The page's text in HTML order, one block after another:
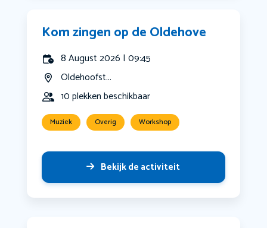
Kom zingen op de Oldehove
8 August 2026 | 09:45
Oldehoofst...
10 plekken beschikbaar
Muziek Overig Workshop
Bekijk de activiteit